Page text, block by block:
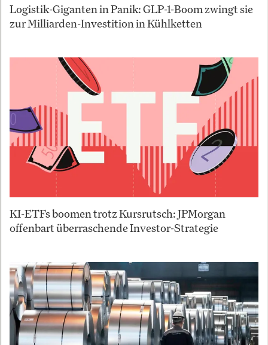
Logistik-Giganten in Panik: GLP-1-Boom zwingt sie
zur Milliarden-Investition in Kühlketten
KI-ETFs boomen trotz Kursrutsch: JPMorgan
offenbart überraschende Investor-Strategie